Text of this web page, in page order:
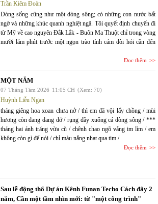
Trần Kiêm Đoàn
Dòng sống cũng như một dòng sông; có những con nước bất
ngờ và những khúc quanh nghiệt ngã. Tôi quyết định chuyến đi
từ Mỹ về cao nguyên Đắk Lắk - Buôn Ma Thuột chỉ trong vòng
mười lăm phút trước một ngọn trào tỉnh cảm đòi hỏi cần đến
Đọc thêm
MỘT NĂM
07 Tháng Tám 2026 11:05 CH (Xem: 70)
Huỳnh Liễu Ngạn
tháng giêng hoa xoan chưa nở / thì em đã vội lấy chồng / mùi
hương còn đang dang dở / rụng đầy xuống cả dòng sông / ***
tháng hai ánh trăng vừa cũ / chênh chao ngõ vắng im lìm / em
không còn gì để nói / chỉ màu nắng nhạt qua tim /
Đọc thêm
Sau lễ động thổ Dự án Kênh Funan Techo Cách đây 2
năm, Cần một tầm nhìn mới: từ "một công trình"